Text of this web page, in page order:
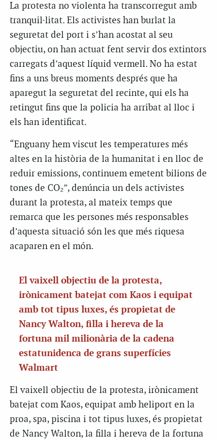
La protesta no violenta ha transcorregut amb
tranquil·litat. Els activistes han burlat la
seguretat del port i s’han acostat al seu
objectiu, on han actuat fent servir dos extintors
carregats d’aquest líquid vermell. No ha estat
fins a uns breus moments després que ha
aparegut la seguretat del recinte, qui els ha
retingut fins que la policia ha arribat al lloc i
els han identificat.
“Enguany hem viscut les temperatures més
altes en la història de la humanitat i en lloc de
reduir emissions, continuem emetent bilions de
tones de CO₂”, denúncia un dels activistes
durant la protesta, al mateix temps que
remarca que les persones més responsables
d’aquesta situació són les que més riquesa
acaparen en el món.
El vaixell objectiu de la protesta,
irònicament batejat com Kaos i equipat
amb tot tipus luxes, és propietat de
Nancy Walton, filla i hereva de la
fortuna mil milionària de la cadena
estatunidenca de grans superfícies
Walmart
El vaixell objectiu de la protesta, irònicament
batejat com Kaos, equipat amb heliport en la
proa, spa, piscina i tot tipus luxes, és propietat
de Nancy Walton, la filla i hereva de la fortuna